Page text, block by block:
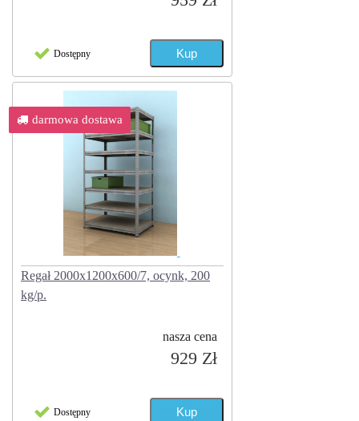
Dostępny
Regał 2000x1200x600/7, ocynk, 200
kg/p.
nasza cena
929 Zł
Dostępny
darmowa dostawa